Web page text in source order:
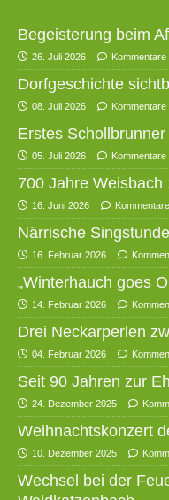
Begeisterung beim
26. Juli 2026
Dorfgeschichte
08. Juli 2026
Erstes
05. Juli 2026
700 Jahre Weisbach
16. Juni 2026
Närrische
16. Februar 2026
„Winterhauch goes
14. Februar 2026
Drei Neckarperlen
04. Februar 2026
Seit 90 Jahren zur
24. Dezember 2025
Weihnachtskonzert
10. Dezember 2025
Wechsel bei der